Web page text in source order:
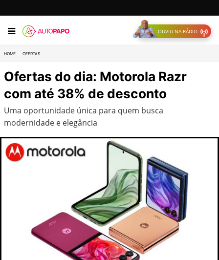
OUVIU NA RÁDIO
HOME OFERTAS
Ofertas do dia: Motorola Razr
com até 38% de desconto
Uma oportunidade única para quem busca
modernidade e elegância